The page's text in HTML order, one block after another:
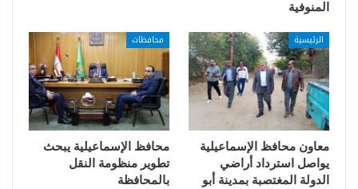
المنوفية
الرئيسية
معاون محافظ الإسماعيلية
يواصل استرداد أراضي
الدولة المغتصبة بمدينة أبو
محافظات
محافظ الإسماعيلية يبحث
تطوير منظومة النقل
بالمحافظة